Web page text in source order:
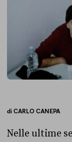
diCARLO CANEPA
Nelle ultime